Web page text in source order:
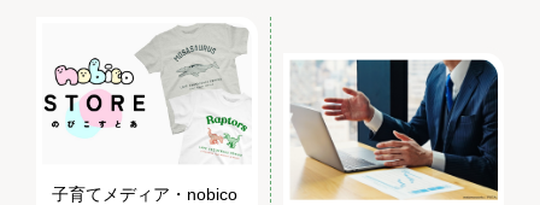
子育てメディア・nobico